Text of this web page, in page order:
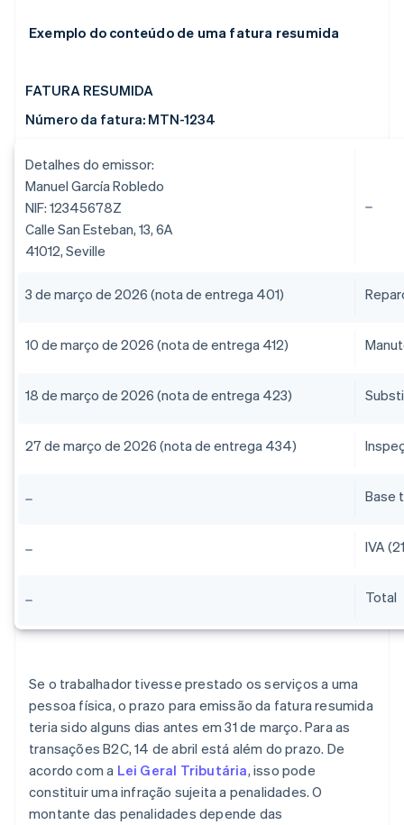
Exemplo do conteúdo de uma fatura resumida
FATURA RESUMIDA
Número da fatura: MTN-1234
Detalhes do emissor:
Manuel García Robledo
NIF: 12345678Z
Calle San Esteban, 13, 6A
41012, Seville
3 de março de 2026 (nota de entrega 401)
10 de março de 2026 (nota de entrega 412)
18 de março de 2026 (nota de entrega 423)
27 de março de 2026 (nota de entrega 434)
Base
IVA
Total
Se o trabalhador tivesse prestado os serviços a uma
pessoa física, o prazo para emissão da fatura resumida
teria sido alguns dias antes em 31 de março. Para as
transações B2C, 14 de abril está além do prazo. De
acordo com a Lei Geral Tributária, isso pode
constituir uma infração sujeita a penalidades. O
montante das penalidades depende das